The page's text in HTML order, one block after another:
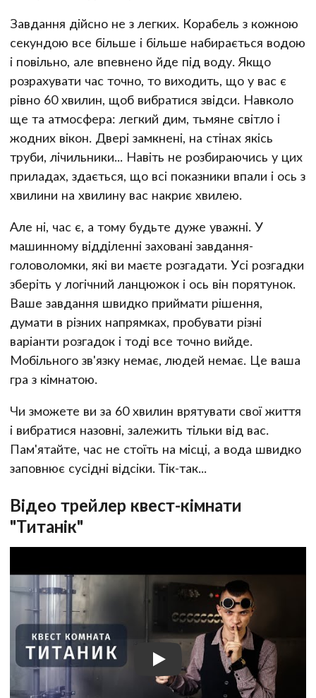
Завдання дійсно не з легких. Корабель з кожною
секундою все більше і більше набирається водою
і повільно, але впевнено йде під воду. Якщо
розрахувати час точно, то виходить, що у вас є
рівно 60 хвилин, щоб вибратися звідси. Навколо
ще та атмосфера: легкий дим, тьмяне світло і
жодних вікон. Двері замкнені, на стінах якісь
труби, лічильники... Навіть не розбираючись у цих
приладах, здається, що всі показники впали і ось з
хвилини на хвилину вас накриє хвилею.
Але ні, час є, а тому будьте дуже уважні. У
машинному відділенні заховані завдання-
головоломки, які ви маєте розгадати. Усі розгадки
зберіть у логічний ланцюжок і ось він порятунок.
Ваше завдання швидко приймати рішення,
думати в різних напрямках, пробувати різні
варіанти розгадок і тоді все точно вийде.
Мобільного зв'язку немає, людей немає. Це ваша
гра з кімнатою.
Чи зможете ви за 60 хвилин врятувати свої життя
і вибратися назовні, залежить тільки від вас.
Пам'ятайте, час не стоїть на місці, а вода швидко
заповнює сусідні відсіки. Тік-так...
Відео трейлер квест-кімнати
"Титанік"